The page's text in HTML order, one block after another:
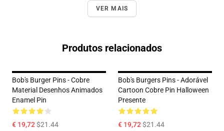
VER MAIS
Produtos relacionados
Bob's Burger Pins - Cobre
Material Desenhos Animados
Enamel Pin
€ 19,72$21.44
Bob's Burgers Pins - Adorável
Cartoon Cobre Pin Halloween
Presente
€ 19,72$21.44